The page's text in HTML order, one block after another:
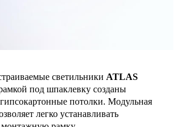
светильники ATLAS
под шпаклевку созданы
потолки. Модульная
легко устанавливать